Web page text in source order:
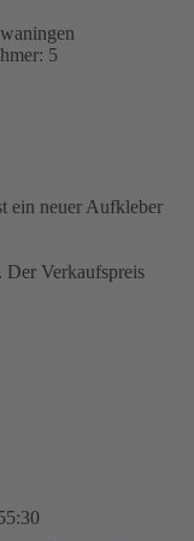
5
ein neuer Aufkleber
Der Verkaufspreis